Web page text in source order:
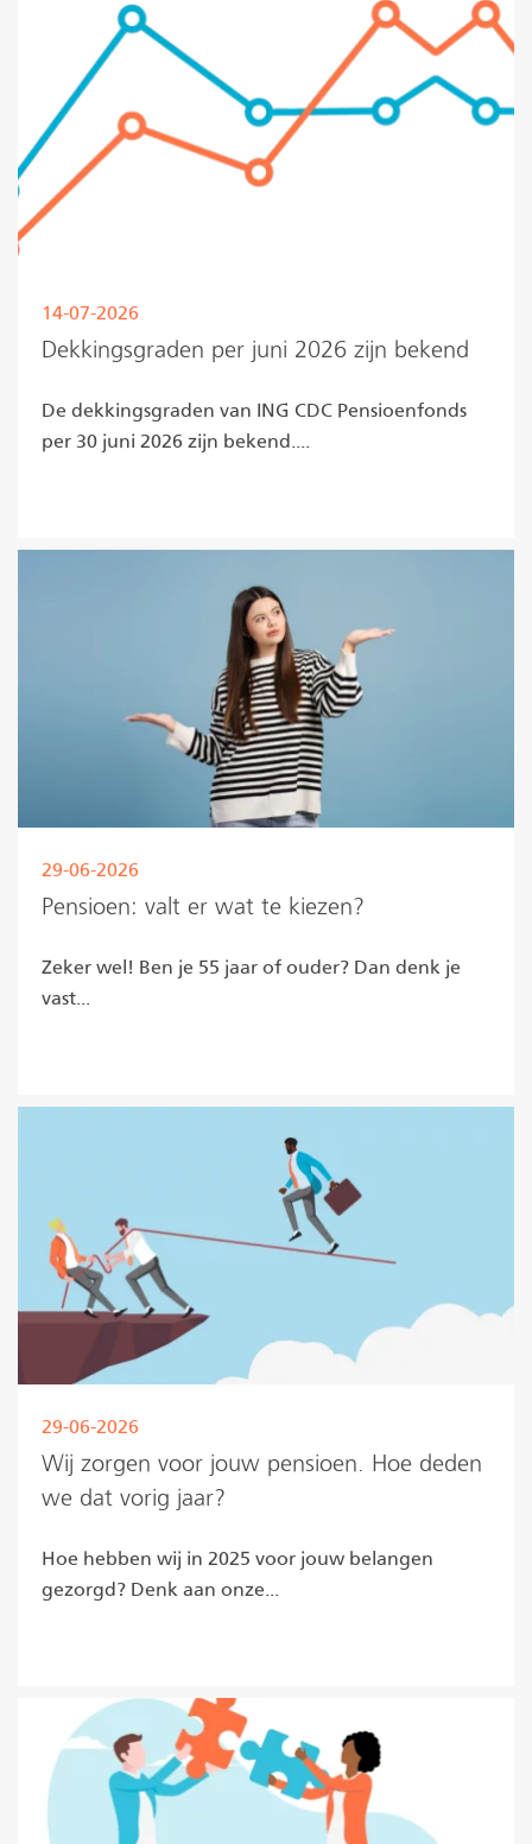
Dekkingsgraden per juni 2026 zijn bekend
14-07-2026
De dekkingsgraden van ING CDC Pensioenfonds
per 30 juni 2026 zijn bekend....
Pensioen: valt er wat te kiezen?
29-06-2026
Zeker wel! Ben je 55 jaar of ouder? Dan denk je
vast...
Wij zorgen voor jouw pensioen. Hoe deden
we dat vorig jaar?
29-06-2026
Hoe hebben wij in 2025 voor jouw belangen
gezorgd? Denk aan onze...